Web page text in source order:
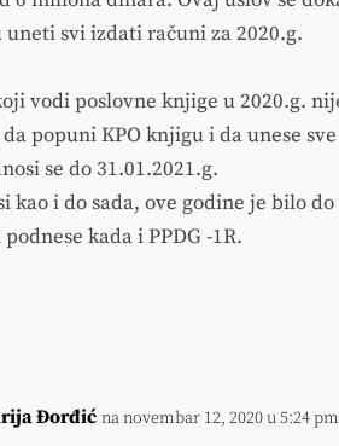
svi izdati računi za 2020.g.
vodi poslovne knjige u 2020.g.
popuni KPO knjigu i da unese
se do 31.01.2021.g.
kao i do sada, ove godine je bilo
kada i PPDG -1R.
Đorđić na novembar 12, 2020 u 5:24 pm